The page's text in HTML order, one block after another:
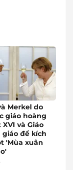
Merkel do
giáo hoàng
và Giáo
giáo để kích
'Mùa xuân